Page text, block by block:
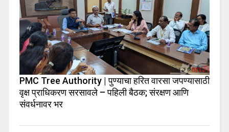
PMC Tree Authority | पुण्याचा हरित वारसा जपण्यासाठी
वृक्ष प्राधिकरण सरसावले – पहिली बैठक; संरक्षण आणि
संवर्धनावर भर